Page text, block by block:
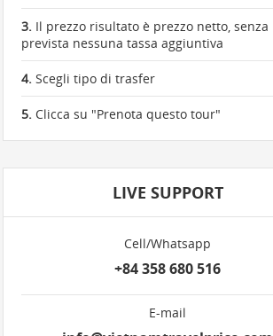
3. Il prezzo risultato è prezzo netto, senza
prevista nessuna tassa aggiuntiva
4. Scegli tipo di trasfer
5. Clicca su "Prenota questo tour"
LIVE SUPPORT
Cell/Whatsapp
+84 358 680 516
E-mail